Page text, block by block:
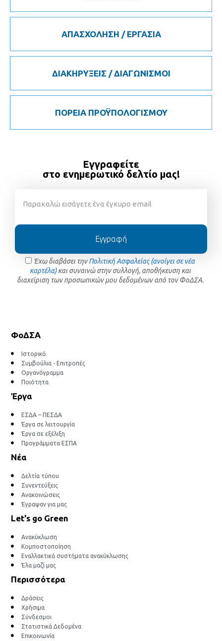
ΑΠΑΣΧΟΛΗΣΗ / ΕΡΓΑΣΙΑ
ΔΙΑΚΗΡΥΞΕΙΣ / ΔΙΑΓΩΝΙΣΜΟΙ
ΠΟΡΕΙΑ ΠΡΟΫΠΟΛΟΓΙΣΜΟΥ
Εγγραφείτε
στο ενημερωτικό δελτίο μας!
Έχω διαβάσει τηνΠολιτική Ασφαλείας (ανοίγει σε νέα
καρτέλα)και συναινώ στην συλλογή, αποθήκευση και
διαχείριση των προσωπικών μου δεδομένων από τον ΦοΔΣΑ.
Εγγραφή
ΦοΔΣΑ
Ιστορικό
Συμβούλια - Επιτροπές
Οργανόγραμμα
Ποιότητα
Έργα
ΕΣΔΑ – ΠΕΣΔΑ
Έργα σε λειτουργία
Έργα σε εξέλιξη
Προγράμματα ΕΣΠΑ
Νέα
Δελτία τύπου
Συνεντεύξεις
Ανακοινώσεις
Έγραψαν για μας
Let's go Green
Ανακύκλωση
Κομποστοποίηση
Εναλλακτικά συστήματα ανακύκλωσης
Έλα μαζί μας
Περισσότερα
Δράσεις
Χρήσιμα
Σύνδεσμοι
Στατιστικά Δεδομένα
Επικοινωνία